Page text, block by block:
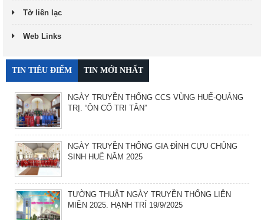
Tờ liên lạc
Web Links
TIN TIÊU ĐIỂM TIN MỚI NHẤT
NGÀY TRUYỀN THỐNG CCS VÙNG HUẾ-QUẢNG
TRỊ. “ÔN CỐ TRI TÂN”
NGÀY TRUYỀN THỐNG GIA ĐÌNH CỰU CHỦNG
SINH HUẾ NĂM 2025
TƯỜNG THUẬT NGÀY TRUYỀN THỐNG LIÊN
MIỀN 2025. HẠNH TRÍ 19/9/2025